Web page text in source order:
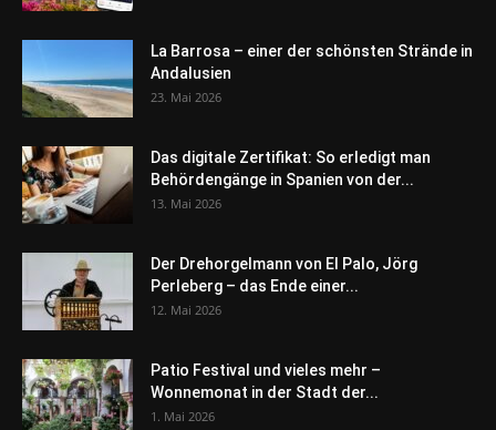
La Barrosa – einer der schönsten Strände in
Andalusien
23. Mai 2026
Das digitale Zertifikat: So erledigt man
Behördengänge in Spanien von der...
13. Mai 2026
Der Drehorgelmann von El Palo, Jörg
Perleberg – das Ende einer...
12. Mai 2026
Patio Festival und vieles mehr –
Wonnemonat in der Stadt der...
1. Mai 2026